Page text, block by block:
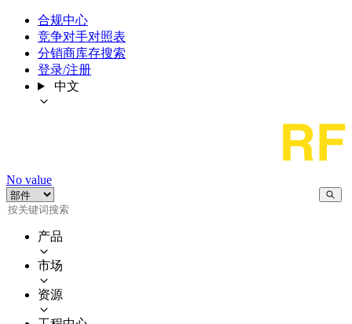
合规中心
竞争对手对照表
分销商库存搜索
登录/注册
中文
No value
产品
市场
资源